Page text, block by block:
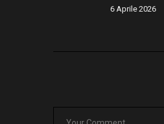
6 Aprile 2026